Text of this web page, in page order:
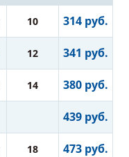
10 314 руб.
12 341 руб.
14 380 руб.
439 руб.
18 473 руб.